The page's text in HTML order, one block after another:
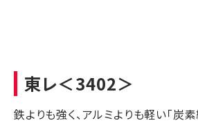
東レ＜3402＞
鉄よりも強く、アルミよりも軽い「炭